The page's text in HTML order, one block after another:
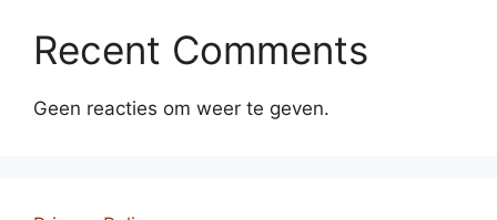
Recent Comments
Geen reacties om weer te geven.